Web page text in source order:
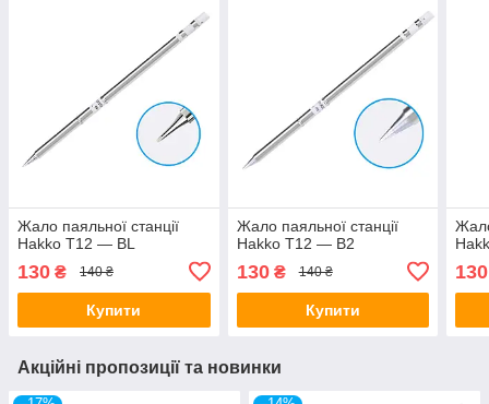
Жало паяльної станції
Hakko T12 — BL
130 ₴ 140 ₴
Купити
Жало паяльної станції
Hakko T12 — B2
130₴ 140 ₴
Купити
130
Акційні пропозиції та новинки